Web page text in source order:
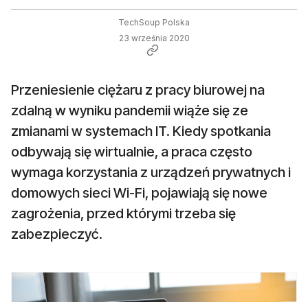
TechSoup Polska
23 września 2020
Przeniesienie ciężaru z pracy biurowej na
zdalną w wyniku pandemii wiąże się ze
zmianami w systemach IT. Kiedy spotkania
odbywają się wirtualnie, a praca często
wymaga korzystania z urządzeń prywatnych i
domowych sieci Wi-Fi, pojawiają się nowe
zagrożenia, przed którymi trzeba się
zabezpieczyć.